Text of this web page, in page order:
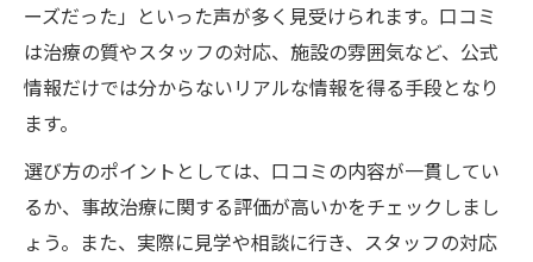
ーズだった」といった声が多く見受けられます。口コミ
は治療の質やスタッフの対応、施設の雰囲気など、公式
情報だけでは分からないリアルな情報を得る手段となり
ます。
選び方のポイントとしては、口コミの内容が一貫してい
るか、事故治療に関する評価が高いかをチェックしまし
ょう。また、実際に見学や相談に行き、スタッフの対応